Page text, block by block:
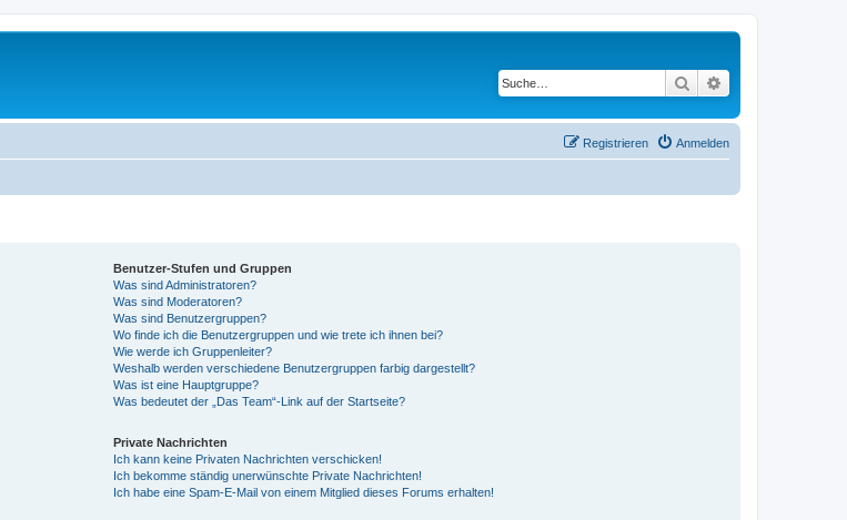
Suche
Anmelden
Registrieren
Benutzer-Stufen und Gruppen
Was sind Administratoren?
Was sind Moderatoren?
Was sind Benutzergruppen?
Wo finde ich die Benutzergruppen und wie trete ich ihnen bei?
Wie werde ich Gruppenleiter?
Weshalb werden verschiedene Benutzergruppen farbig dargestellt?
Was ist eine Hauptgruppe?
Was bedeutet der „Das Team“-Link auf der Startseite?
Private Nachrichten
Ich kann keine Privaten Nachrichten verschicken!
Ich bekomme ständig unerwünschte Private Nachrichten!
Ich habe eine Spam-E-Mail von einem Mitglied dieses Forums erhalten!